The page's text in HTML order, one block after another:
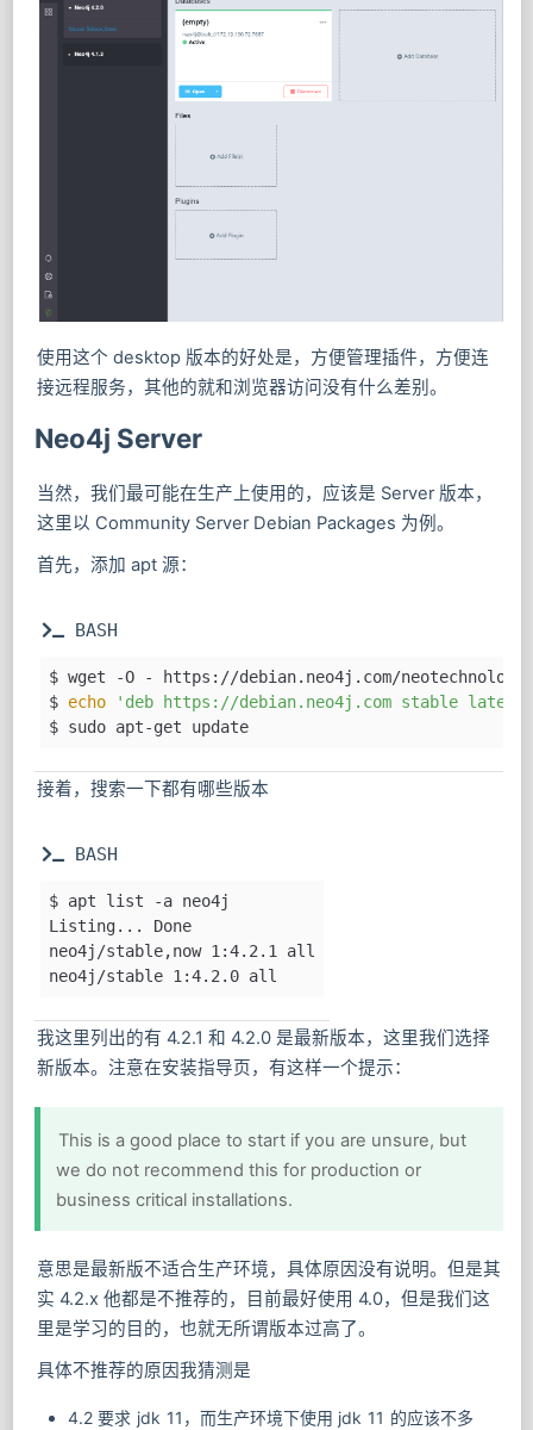
使用这个 desktop 版本的好处是，方便管理插件，方便连
接远程服务，其他的就和浏览器访问没有什么差别。
Neo4j Server
当然，我们最可能在生产上使用的，应该是 Server 版本，
这里以 Community Server Debian Packages 为例。
首先，添加 apt 源：
BASH
$ wget -O - https://debian.neo4j.com/
$ echo
'deb https://debian.neo4j.com stable latest'
$ sudo apt-get update
接着，搜索一下都有哪些版本
BASH
$ apt list -a neo4j
Listing... Done
neo4j/stable,now 1:4.2.1 all
neo4j/stable 1:4.2.0 all
我这里列出的有 4.2.1 和 4.2.0 是最新版本，这里我们选择
新版本。注意在安装指导页，有这样一个提示：
This is a good place to start if you are unsure, but
we do not recommend this for production or
business critical installations.
意思是最新版不适合生产环境，具体原因没有说明。但是其
实 4.2.x 他都是不推荐的，目前最好使用 4.0，但是我们这
里是学习的目的，也就无所谓版本过高了。
具体不推荐的原因我猜测是
4.2 要求 jdk 11，而生产环境下使用 jdk 11 的应该不多